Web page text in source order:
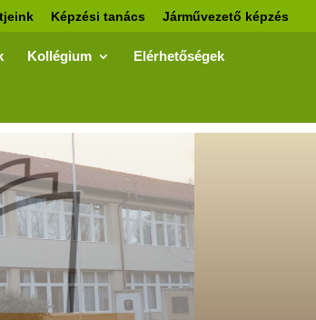
Képzési tanács Járművezető képzés
Kollégium Elérhetőségek